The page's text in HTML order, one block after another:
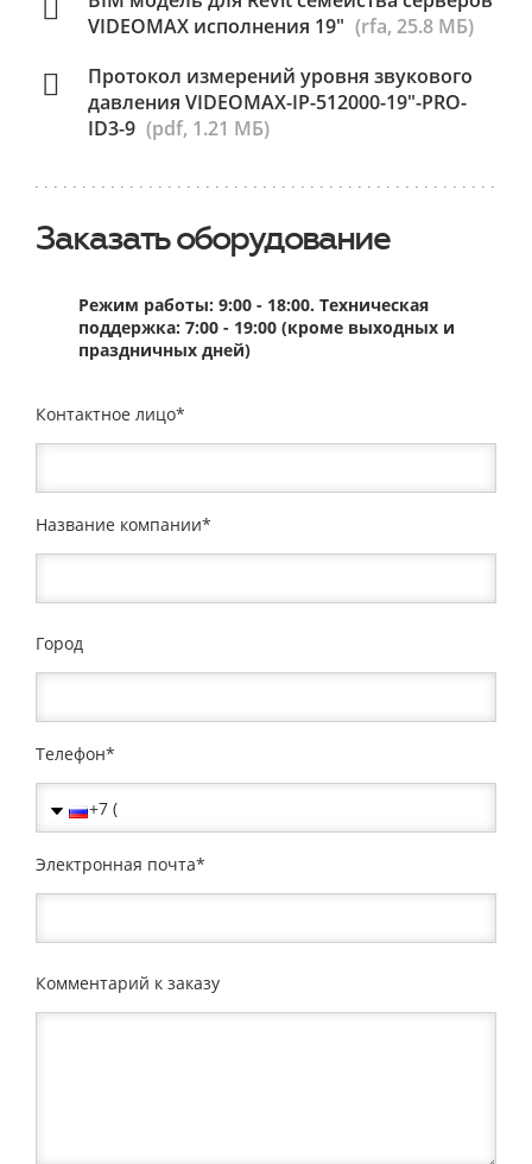
VIDEOMAX исполнения 19" (rfa, 25.8 МБ)
Протокол измерений уровня звукового
давления VIDEOMAX-IP-512000-19"-PRO-
ID3-9 (pdf, 1.21 МБ)
Заказать оборудование
Режим работы: 9:00 - 18:00. Техническая
поддержка: 7:00 - 19:00 (кроме выходных и
праздничных дней)
Контактное лицо
Название компании
Город
Телефон
Электронная почта
Комментарий к заказу